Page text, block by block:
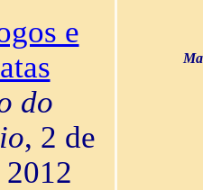
e
do
, 2 de